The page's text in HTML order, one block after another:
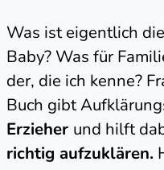
Was ist eigentlich
Baby? Was für
der, die ich kenne?
Buch gibt
Erzieher und hilft
richtig aufzuklären.